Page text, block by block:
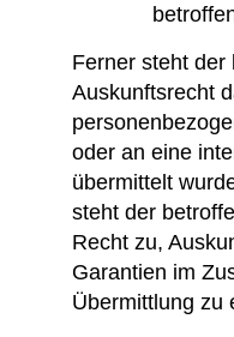
Ferner steht der
Auskunftsrecht
oder an eine
übermittelt
steht der
Recht zu,
Garantien im
Übermittlung zu